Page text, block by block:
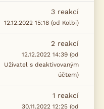
3 reakcí
12.12.2022 15:18 (od Kolbi)
2 reakcí
12.12.2022 14:39 (od
Uživatel s deaktivovaným
účtem)
1 reakcí
30.11.2022 12:25 (od